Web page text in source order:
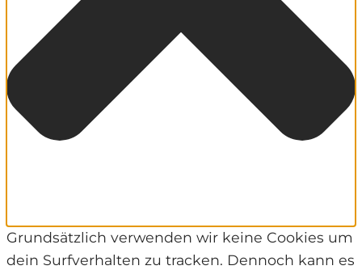
Grundsätzlich verwenden wir keine Cookies um
dein Surfverhalten zu tracken. Dennoch kann es